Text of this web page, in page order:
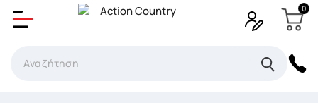
0
Δημιουργία λίστα επιθυμητών
×
Όνομα Λίστα επιθυμιτών